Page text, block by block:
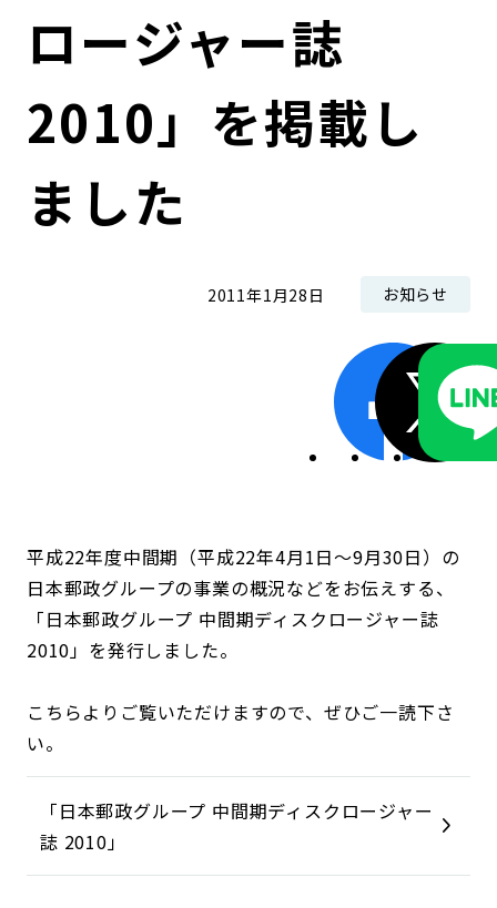
コンダクト向上の取組み
ローカル共創イニシアティブ
財務情報・IR資料
IRニュース
持続可能な金融のフレームワーク
環境
ロージャー誌
2010」を掲載し
ました
2011年1月28日 お知らせ
平成22年度中間期（平成22年4月1日～9月30日）の
日本郵政グループの事業の概況などをお伝えする、
「日本郵政グループ 中間期ディスクロージャー誌
2010」を発行しました。
こちらよりご覧いただけますので、ぜひご一読下さ
い。
「日本郵政グループ 中間期ディスクロージャー
誌 2010」